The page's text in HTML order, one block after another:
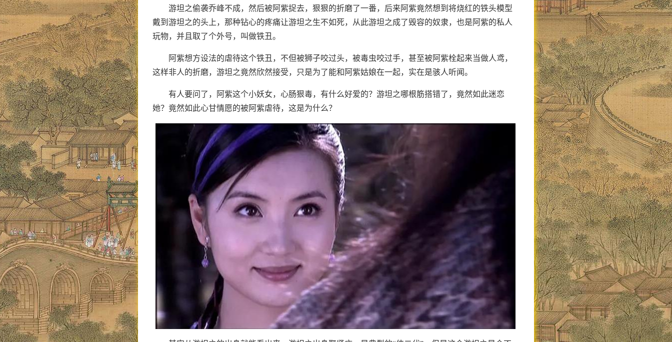
游坦之偷袭乔峰不成，然后被阿紫捉去，狠狠的折磨了一番，后来阿紫竟然想到将烧红的铁头模型
戴到游坦之的头上，那种钻心的疼痛让游坦之生不如死，从此游坦之成了毁容的奴隶，也是阿紫的私人
玩物，并且取了个外号，叫做铁丑。
阿紫想方设法的虐待这个铁丑，不但被狮子咬过头，被毒虫咬过手，甚至被阿紫栓起来当做人鸢，
这样非人的折磨，游坦之竟然欣然接受，只是为了能和阿紫姑娘在一起，实在是骇人听闻。
有人要问了，阿紫这个小妖女，心肠狠毒，有什么好爱的？游坦之哪根筋搭错了，竟然如此迷恋
她？竟然如此心甘情愿的被阿紫虐待，这是为什么？